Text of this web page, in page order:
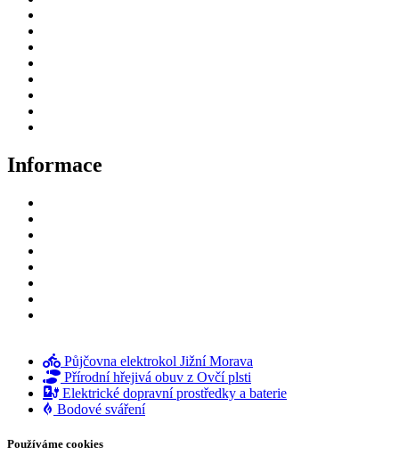
Informace
Půjčovna elektrokol Jižní Morava
Přírodní hřejivá obuv z Ovčí plsti
Elektrické dopravní prostředky a baterie
Bodové sváření
Používáme cookies